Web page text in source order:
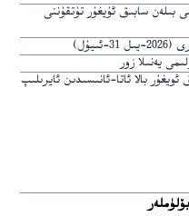
بىلەن سابىق ئۇيغۇر تۇتقۇننى
يەنىلا زور
143 مىڭدىن ئارتۇق ئويغۇر بالا ئاتا-ئانىسىدىن ئايرىلىپ
بۆلۈملەر